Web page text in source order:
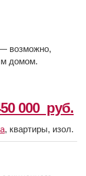
возможно,
домом.
000 руб.
, квартиры, изол.